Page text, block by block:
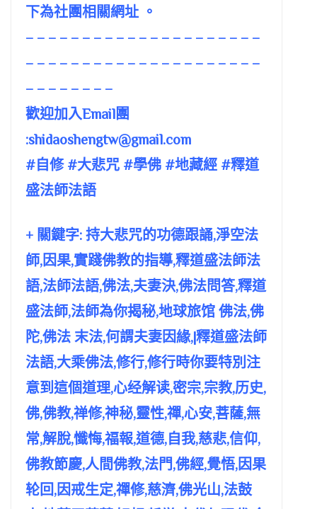
下為社團相關網址 。
– – – – – – – – – – – – – – – – – – – – –
– – – – – – – – – – – – – – – – – – – – –
– – – – – – – –
歡迎加入Email團
:shidaoshengtw@gmail.com
#自修 #大悲咒 #學佛 #地藏經 #釋道
盛法師法語
+ 關鍵字: 持大悲咒的功德跟誦,淨空法
師,因果,實踐佛教的指導,釋道盛法師法
語,法師法語,佛法,夫妻決,佛法問答,釋道
盛法師,法師為你揭秘,地球旅馆 佛法,佛
陀,佛法 末法,何謂夫妻因緣,|釋道盛法師
法語,大乘佛法,修行,修行時你要特別注
意到這個道理,心经解读,密宗,宗教,历史,
佛,佛教,禅修,神秘,靈性,禪,心安,菩薩,無
常,解脫,懺悔,福報,道德,自我,慈悲,信仰,
佛教節慶,人間佛教,法門,佛經,覺悟,因果
轮回,因戒生定,禪修,慈濟,佛光山,法鼓